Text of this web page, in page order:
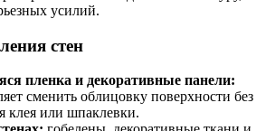
усилий.
стен
пленка и декоративные панели:
сменить облицовку поверхности без
клея или шпаклевки.